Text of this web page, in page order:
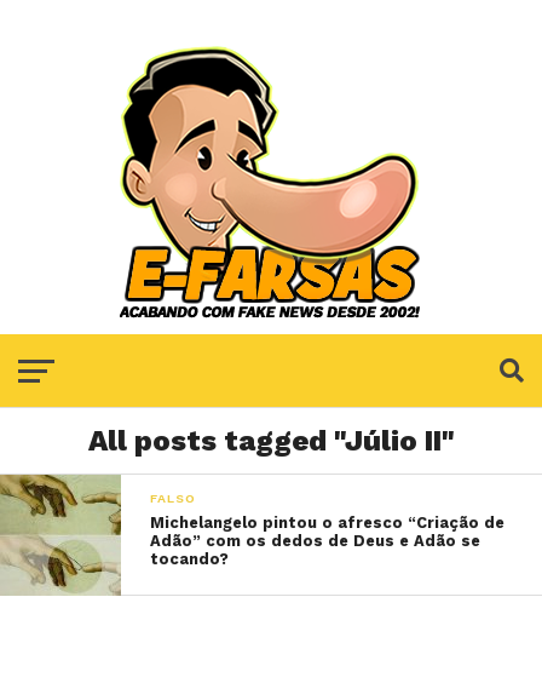
All posts tagged "Júlio II"
FALSO
Michelangelo pintou o afresco “Criação de
Adão” com os dedos de Deus e Adão se
tocando?